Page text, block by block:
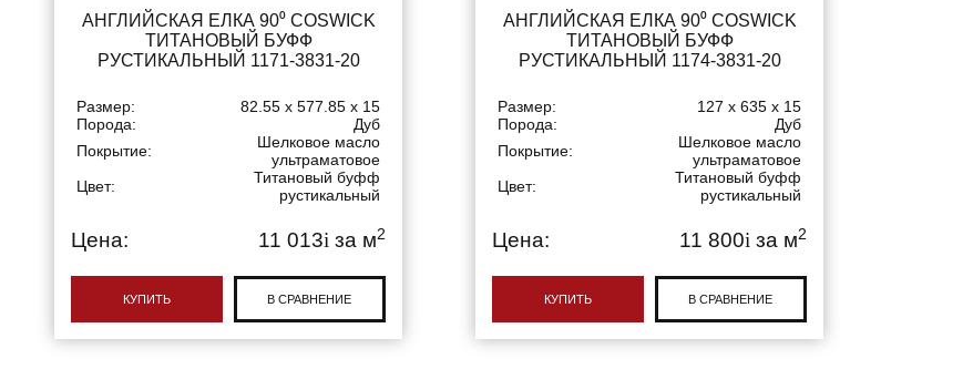
АНГЛИЙСКАЯ ЕЛКА 90⁰ COSWICK
ТИТАНОВЫЙ БУФФ
РУСТИКАЛЬНЫЙ 1171-3831-20
Размер:
82.55 x 577.85 x 15
Порода:
Дуб
Покрытие:
Шелковое масло
ультраматовое
Цвет:
Титановый буфф
рустикальный
Цена: 11 013i за м2
КУПИТЬ В СРАВНЕНИЕ
АНГЛИЙСКАЯ ЕЛКА 90⁰ COSWICK
ТИТАНОВЫЙ БУФФ
РУСТИКАЛЬНЫЙ 1174-3831-20
Размер:
127 x 635 x 15
Порода:
Дуб
Покрытие:
Шелковое масло
ультраматовое
Цвет:
Титановый буфф
рустикальный
Цена: 11 800i за м2
КУПИТЬ В СРАВНЕНИЕ